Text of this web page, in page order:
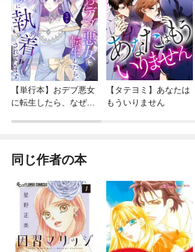
【単行本】おデブ悪女
に転生したら、なぜか
【タテヨミ】あなたは
もういりません
同じ作者の本